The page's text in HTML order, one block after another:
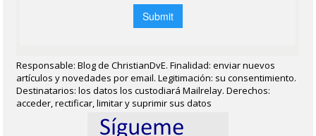
Responsable: Blog de ChristianDvE. Finalidad: enviar nuevos
artículos y novedades por email. Legitimación: su consentimiento.
Destinatarios: los datos los custodiará Mailrelay. Derechos:
acceder, rectificar, limitar y suprimir sus datos